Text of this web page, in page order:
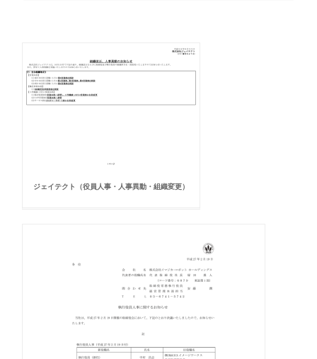
ジェイテクト（役員人事・人事異動・組織変更）